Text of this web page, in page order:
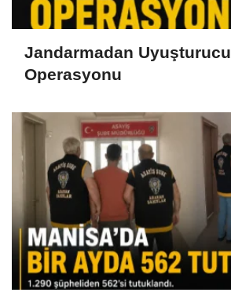
Jandarmadan Uyuşturucu
Operasyonu